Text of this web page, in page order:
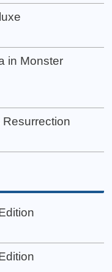
in Monster